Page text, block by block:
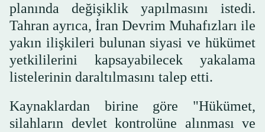
planında değişiklik yapılmasını istedi.
Tahran ayrıca, İran Devrim Muhafızları ile
yakın ilişkileri bulunan siyasi ve hükümet
yetkililerini kapsayabilecek yakalama
listelerinin daraltılmasını talep etti.
Kaynaklardan birine göre "Hükümet,
silahların devlet kontrolüne alınması ve